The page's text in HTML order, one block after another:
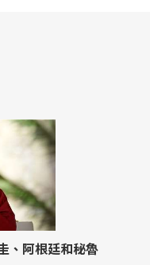
、阿根廷和秘魯